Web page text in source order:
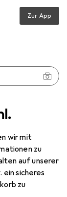
wir mit
zu
auf unserer
ein sicheres
zu
Zur App
Sea - 30.16477